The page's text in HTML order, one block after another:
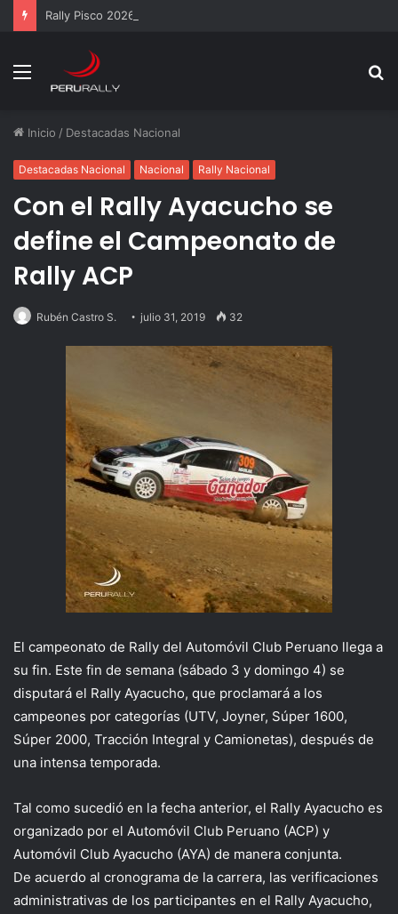
Rally Pisco 2026: todo listo para la gran final del RallyACP
Menú
Inicio / Destacadas Nacional
Destacadas Nacional Nacional Rally Nacional
Con el Rally Ayacucho se
define el Campeonato de
Rally ACP
Rubén Castro S. julio 31, 2019 32
El campeonato de Rally del Automóvil Club Peruano llega a
su fin. Este fin de semana (sábado 3 y domingo 4) se
disputará el Rally Ayacucho, que proclamará a los
campeones por categorías (UTV, Joyner, Súper 1600,
Súper 2000, Tracción Integral y Camionetas), después de
una intensa temporada.
Tal como sucedió en la fecha anterior, el Rally Ayacucho es
organizado por el Automóvil Club Peruano (ACP) y
Automóvil Club Ayacucho (AYA) de manera conjunta.
De acuerdo al cronograma de la carrera, las verificaciones
administrativas de los participantes en el Rally Ayacucho,